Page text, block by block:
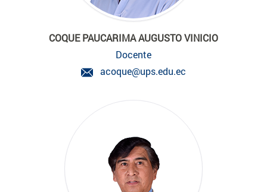
COQUE PAUCARIMA AUGUSTO VINICIO
Docente
acoque@ups.edu.ec